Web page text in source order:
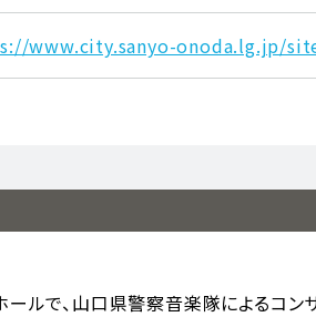
www.city.sanyo-onoda.lg.jp/
ルで、山口県警察音楽隊によるコン